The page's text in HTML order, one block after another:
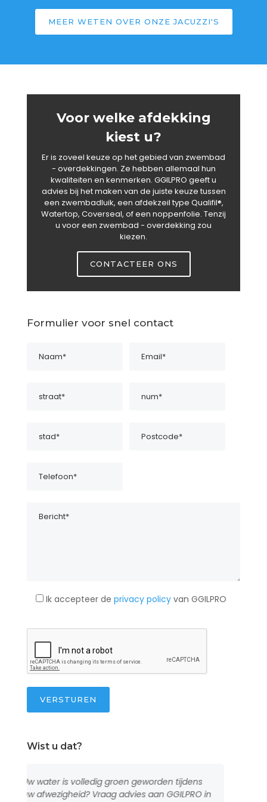
MEER WETEN OVER ONZE JACUZZI'S
Voor welke afdekking
kiest u?
Er is zoveel keuze op het gebied van zwembad
- overdekkingen. Ze hebben allemaal hun
kwaliteiten en kenmerken. GGILPRO geeft u
advies bij het maken van de juiste keuze tussen
een zwembadluik, een afdekzeil type Qualifil®,
Watertop, Coverseal, of een noppenfolie. Tenzij
u voor een zwembad - overdekking zou
kiezen.
CONTACTEER ONS
Formulier voor snel contact
Ik accepteer de privacy policy van GGILPRO
VERSTUREN
Wist u dat?
volledig groen geworden tijdens
Vraag advies aan GGILPRO in
Wij installeren
sinds meerdere